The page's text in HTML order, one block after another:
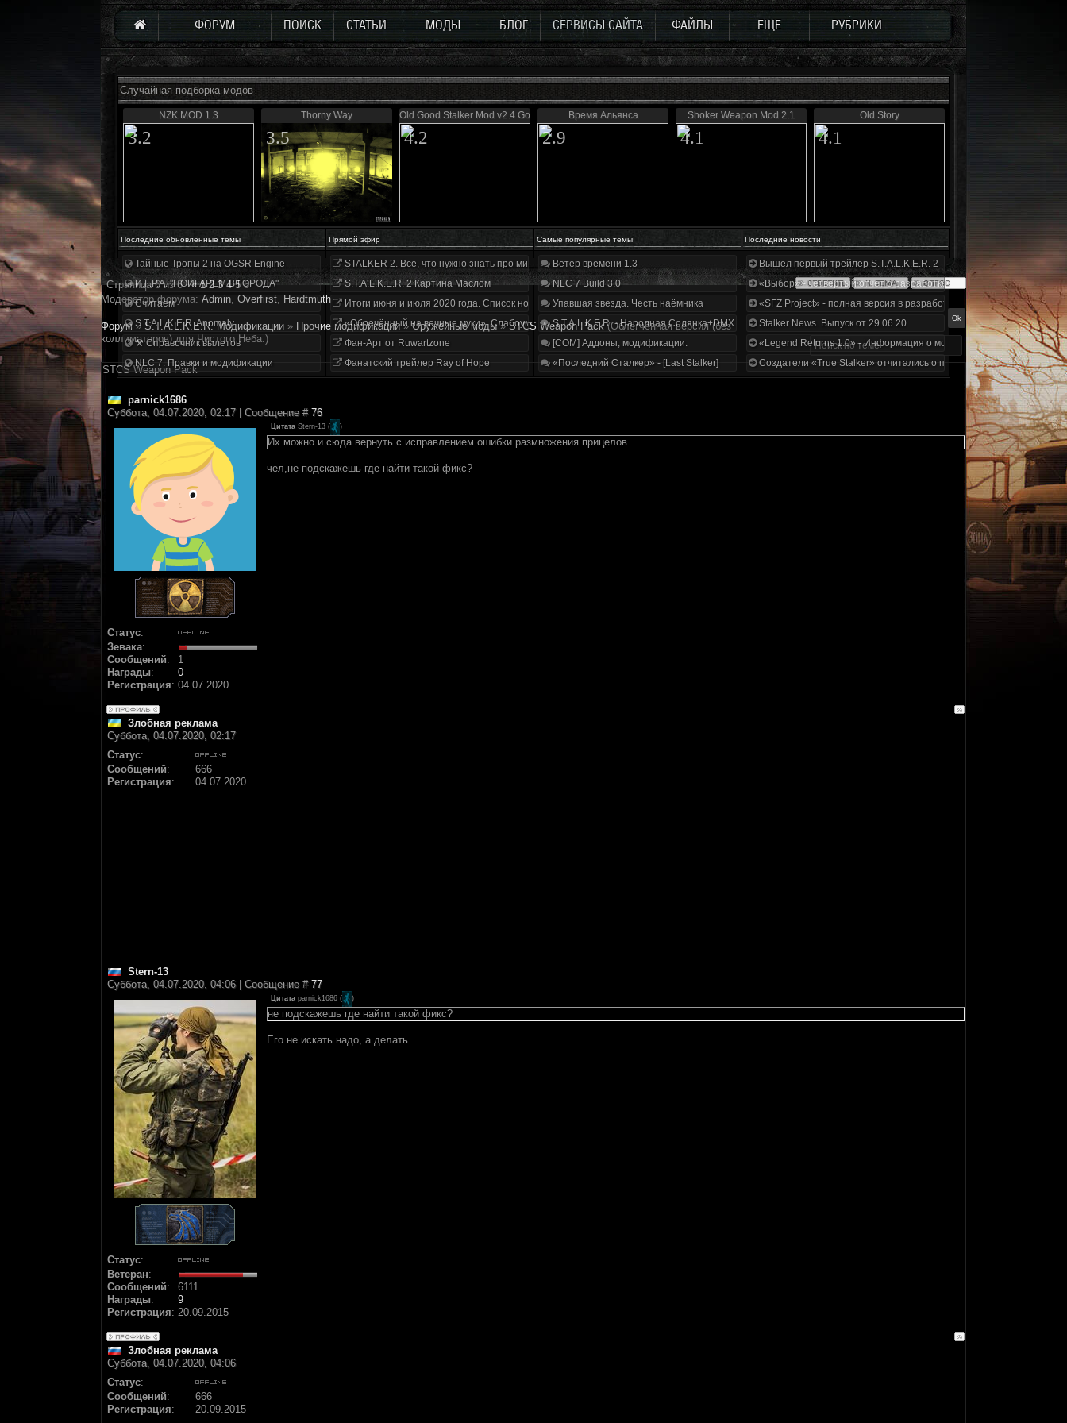
ФОРУМ ПОИСК СТАТЬИ МОДЫ БЛОГ СЕРВИСЫ САЙТА ФАЙЛЫ ЕЩЕ РУБРИКИ
Случайная подборка модов
NZK MOD 1.3
3.2
Thorny Way
3.5
Old Good Stalker Mod v2.4 Gold
4.2
Время Альянса
2.9
Shoker Weapon Mod 2.1
4.1
Old Story
4.1
Последние обновленные темы Прямой эфир Самые популярные темы Последние новости
Тайные Тропы 2 на OGSR Engine
И.Г.Р.А. "ПОИГАРЕМ В ГОРОДА"
Считаем
S.T.A.L.K.E.R. Anomaly
⚒ Справочник вылетов
NLC 7. Правки и модификации
STALKER 2. Все, что нужно знать про мир, геймплей и сюжет | Разбор трейлера
S.T.A.L.K.E.R. 2 Картина Маслом
Итоги июня и июля 2020 года. Список нововведений
«Обречённый на вечные муки». Слабоумие и отвага
Фан-Арт от Ruwartzone
Фанатский трейлер Ray of Hope
Ветер времени 1.3
NLC 7 Build 3.0
Упавшая звезда. Честь наёмника
S.T.A.L.K.E.R. - Народная Солянка+DMX 1.3.5.ООП.МА.К.
[COM] Аддоны, модификации.
«Последний Сталкер» - [Last Stalker]
Вышел первый трейлер S.T.A.L.K.E.R. 2
«Выбор» - четвертый отчет о разработке!
«SFZ Project» - полная версия в разработке!
Stalker News. Выпуск от 29.06.20
«Legend Returns 1.0» - Информация о моде за июнь 2020
Создатели «True Stalker» отчитались о проделанной работе
Страница6из6 « 1 2 3 4 5 6
Модератор форума: Аdmin, Overfirst, Hardtmuth
Форум » S.T.A.L.K.E.R. Модификации » Прочие модификации » Оружейные моды » STCS Weapon Pack (Облегчённая версия (без
коллиматоров) для Чистого Неба.)
STCS Weapon Pack
parnick1686
Суббота, 04.07.2020, 02:17 | Сообщение # 76
Статус:
Зевака:
Сообщений:
1
Награды:
0
Регистрация: 04.07.2020
Цитата Stern-13 ( )
Их можно и сюда вернуть с исправлением ошибки размножения прицелов.
чел,не подскажешь где найти такой фикс?
Злобная реклама
Суббота, 04.07.2020, 02:17
Статус:
Сообщений:
666
Регистрация: 04.07.2020
Stern-13
Суббота, 04.07.2020, 04:06 | Сообщение # 77
Статус:
Ветеран:
Сообщений:
6111
Награды:
9
Регистрация: 20.09.2015
Цитата parnick1686 ( )
не подскажешь где найти такой фикс?
Его не искать надо, а делать.
Злобная реклама
Суббота, 04.07.2020, 04:06
Статус:
Сообщений:
666
Регистрация: 20.09.2015